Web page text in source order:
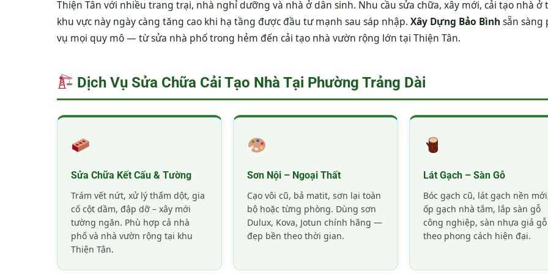
Thiện Tân với nhiều trang trại, nhà nghỉ dưỡng và nhà ở dân sinh. Nhu cầu sửa chữa, xây mới, cải tạo nhà ở
khu vực này ngày càng tăng cao khi hạ tầng được đầu tư mạnh sau sáp nhập. Xây Dựng Bảo Bình sẵn sàng
vụ mọi quy mô — từ sửa nhà phố trong hẻm đến cải tạo nhà vườn rộng lớn tại Thiện Tân.
Dịch Vụ Sửa Chữa Cải Tạo Nhà Tại Phường Trảng Dài
Sửa Chữa Kết Cấu & Tường
Trám vết nứt, xử lý thấm dột, gia
cố cột dầm, đập dỡ – xây mới
tường ngăn. Phù hợp cả nhà
phố và nhà vườn rộng tại khu
Thiện Tân.
Sơn Nội – Ngoại Thất
Cạo vôi cũ, bả matit, sơn lại toàn
bộ hoặc từng phòng. Dùng sơn
Dulux, Kova, Jotun chính hãng —
đẹp bền theo thời gian.
Lát Gạch – Sàn Gỗ
Bóc gạch cũ, lát gạch nền
ốp gạch nhà tắm, lắp sàn gỗ
công nghiệp, sàn nhựa giả gỗ
theo phong cách hiện đại.